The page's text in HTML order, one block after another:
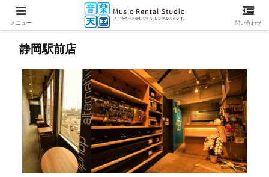
静岡駅前店
メニュー 問い合わせ